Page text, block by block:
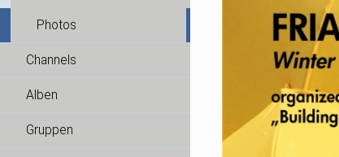
Photos
Channels
Alben
Gruppen